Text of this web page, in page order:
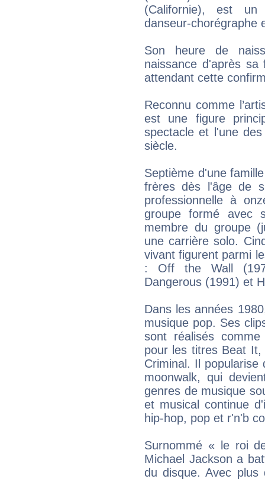
(Californie), est un
danseur-chorégraphe
Son heure de
naissance d'après
attendant cette
Reconnu comme
est une figure
spectacle et l'une
siècle.
Septième d'une
frères dès l'âge de
professionnelle à
groupe formé avec
membre du groupe
une carrière solo.
vivant figurent parmi
: Off the Wall
Dangerous (1991) et
Dans les années
musique pop. Ses
sont réalisés
pour les titres Beat It,
Criminal. Il
moonwalk, qui
genres de musique
et musical continue
hip-hop, pop et r'n'b
Surnommé « le roi
Michael Jackson a
du disque. Avec plus